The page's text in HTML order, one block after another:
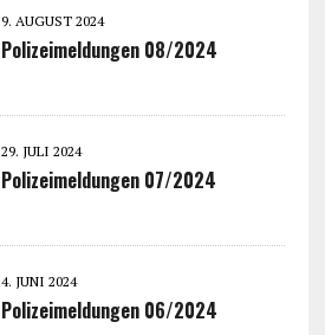
9. AUGUST 2024
Polizeimeldungen 08/2024
29. JULI 2024
Polizeimeldungen 07/2024
4. JUNI 2024
Polizeimeldungen 06/2024